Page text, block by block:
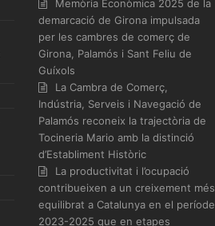
Memòria Econòmica 2025 de la
demarcació de Girona impulsada
per les cambres de comerç de
Girona, Palamós i Sant Feliu de
Guíxols
La Cambra de Comerç,
Indústria, Serveis i Navegació de
Palamós reconeix la trajectòria de
Tocineria Mario amb la distinció
d’Establiment Històric
La productivitat i l’ocupació
contribueixen a un creixement més
equilibrat a Catalunya en el període
2023-2025 que en etapes